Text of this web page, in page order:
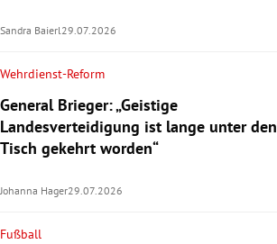
Sandra Baierl29.07.2026
Wehrdienst-Reform
General Brieger: „Geistige
Landesverteidigung ist lange unter den
Tisch gekehrt worden“
Johanna Hager29.07.2026
Fußball